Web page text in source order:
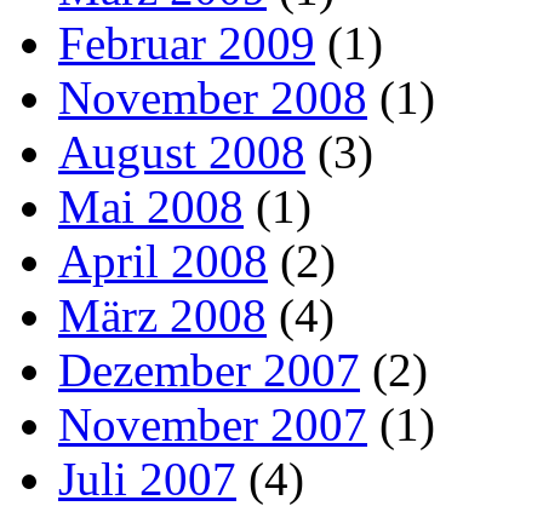
Februar 2009 (1)
November 2008 (1)
August 2008 (3)
Mai 2008 (1)
April 2008 (2)
März 2008 (4)
Dezember 2007 (2)
November 2007 (1)
Juli 2007 (4)